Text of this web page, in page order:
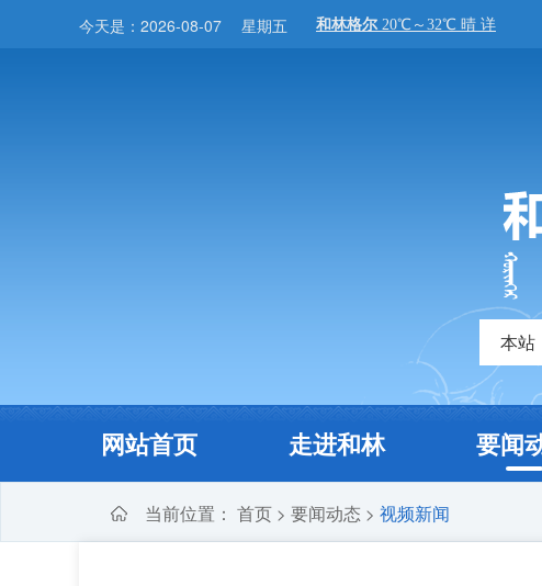
今天是： 2026-08-07 星期五
本站
网站首页 走进和林 要闻
当前位置： 首页 > 要闻动态 > 视频新闻